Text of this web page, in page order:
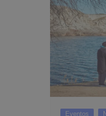
Eventos